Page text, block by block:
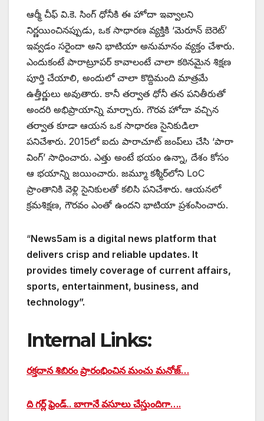
ఆర్మీ చీఫ్ వి.కె. సింగ్ ధోనీకి ఈ హోదా ఇవ్వాలని
నిర్ణయించినప్పుడు, ఒక సాధారణ వ్యక్తికి ‘మెరూన్ బెరెట్’
ఇవ్వడం సరైందా అని భాటియా అనుమానం వ్యక్తం చేశారు.
ఎందుకంటే పారాట్రూపర్ కావాలంటే చాలా కఠినమైన శిక్షణ
పూర్తి చేయాలి, అందులో చాలా కొద్దిమంది మాత్రమే
ఉత్తీర్ణులు అవుతారు. కానీ తర్వాత ధోనీ తన పనితీరుతో
అందరి అభిప్రాయాన్ని మార్చారు. గౌరవ హోదా వచ్చిన
తర్వాత కూడా ఆయన ఒక సాధారణ సైనికుడిలా
పనిచేశారు. 2015లో ఐదు పారాచూట్ జంప్‌లు చేసి ‘పారా
వింగ్’ సాధించారు. ఎత్తు అంటే భయం ఉన్నా, దేశం కోసం
ఆ భయాన్ని జయించారు. జమ్మూ కశ్మీర్‌లోని LoC
ప్రాంతానికి వెళ్లి సైనికులతో కలిసి పనిచేశారు. ఆయనలో
క్రమశిక్షణ, గౌరవం ఎంతో ఉందని భాటియా ప్రశంసించారు.
“News5am is a digital news platform that
delivers crisp and reliable updates. It
provides timely coverage of current affairs,
sports, entertainment, business, and
technology”.
Internal Links:
రక్తదాన శిబిరం ప్రారంభించిన మంచు మనోజ్…
ది గర్ల్ ఫ్రెండ్.. బాగానే వసూలు చేస్తుందిగా….